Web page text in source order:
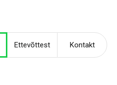
Ettevõttest Kontakt